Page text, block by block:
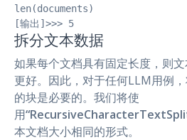
len(documents)
[输出]>>> 5
拆分文本数据
如果每个文档具有固定长度，则
更好。因此，对于任何LLM用例
的块是必要的。我们将使
用
本文档大小相同的形式。